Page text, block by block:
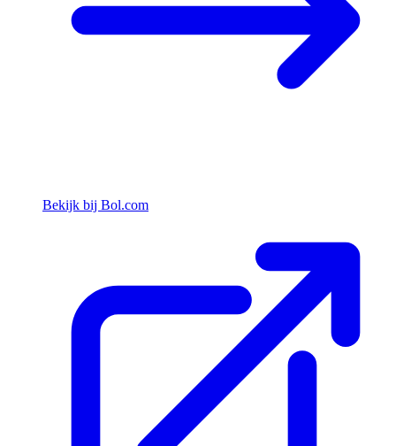
Bekijk bij Bol.com